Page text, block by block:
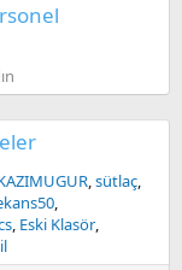
sütlaç
Eski Klasör